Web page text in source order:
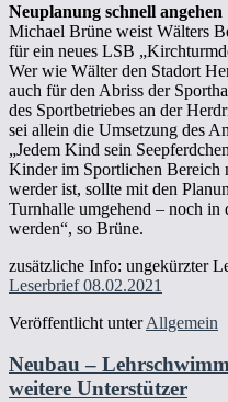
Neuplanung schnell angehen
Michael Brüne weist Wälters
für ein neues LSB
Wer wie Wälter den Stadort
auch für den Abriss der
des Sportbetriebes an der
sei allein die Umsetzung des
„Jedem Kind sein
Kinder im Sportlichen Bereich
werder ist, sollte mit den
Turnhalle umgehend – noch in
werden“, so Brüne.
zusätzliche Info: ungekürzter
Leserbrief 08.02.2021
Veröffentlicht unter Allgemein
Neubau –
weitere Unterstützer